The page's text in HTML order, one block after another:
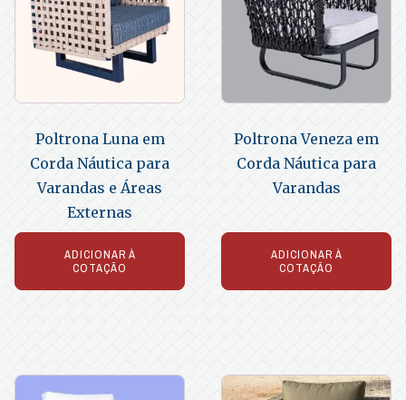
Poltrona Luna em
Corda Náutica para
Varandas e Áreas
Externas
ADICIONAR À
COTAÇÃO
Poltrona Veneza em
Corda Náutica para
Varandas
ADICIONAR À
COTAÇÃO